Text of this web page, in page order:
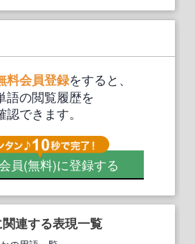
料会員登録をすると、
語の閲覧履歴を
認できます。
員(無料)に登録する
関連する表現一覧